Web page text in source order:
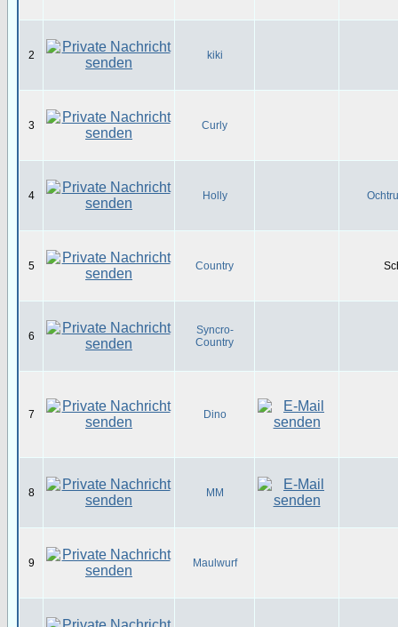
2 kiki
3 Curly
4 Holly
5 Country
6
Syncro-
Country
7 Dino
8 MM
9 Maulwurf